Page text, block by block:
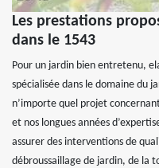
Les prestations
dans le 1543
Pour un jardin bien entretenu,
spécialisée dans le domaine du
n’importe quel projet
et nos longues années
assurer des interventions de
débroussaillage de jardin, de la